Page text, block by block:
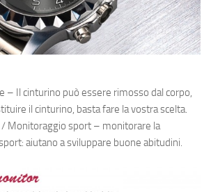
– Il cinturino può essere rimosso dal corpo,
il cinturino, basta fare la vostra scelta.
/ Monitoraggio sport – monitorare la
aiutano a sviluppare buone abitudini.